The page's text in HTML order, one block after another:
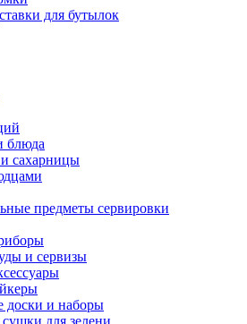
для бутылок
блюда
сахарницы
предметы сервировки
и сервизы
доски и наборы
для зелени